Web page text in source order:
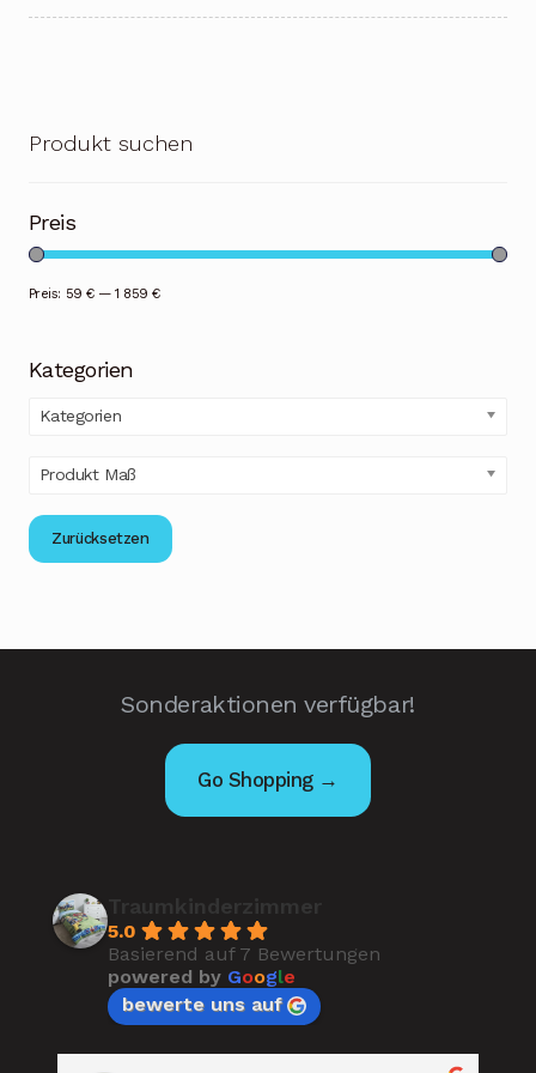
Produkt suchen
Preis
Preis: 59 €—1 859 €
Kategorien
Kategorien
Produkt Maß
Zurücksetzen
Sonderaktionen verfügbar!
Go Shopping →
5.0
Basierend auf 7 Bewertungen
powered by Google
bewerte uns auf